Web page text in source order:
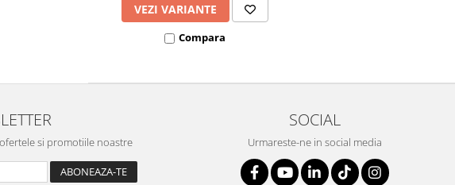
VEZI VARIANTE
Compara
si promotiile noastre
SOCIAL
Urmareste-ne in social media